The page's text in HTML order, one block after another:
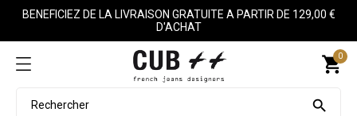
BENEFICIEZ DE LA LIVRAISON GRATUITE A PARTIR DE 129,00 €
D'ACHAT
shopping_cart
0
